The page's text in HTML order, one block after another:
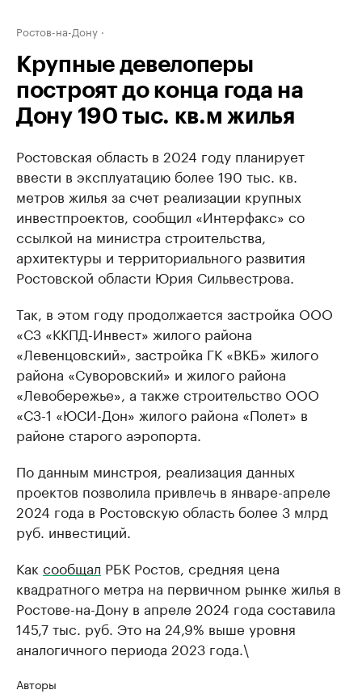
Ростов-на-Дону
Крупные девелоперы
построят до конца года на
Дону 190 тыс. кв.м жилья
Ростовская область в 2024 году планирует
ввести в эксплуатацию более 190 тыс. кв.
метров жилья за счет реализации крупных
инвестпроектов, сообщил «Интерфакс» со
ссылкой на министра строительства,
архитектуры и территориального развития
Ростовской области Юрия Сильвестрова.
Так, в этом году продолжается застройка ООО
«СЗ «ККПД-Инвест» жилого района
«Левенцовский», застройка ГК «ВКБ» жилого
района «Суворовский» и жилого района
«Левобережье», а также строительство ООО
«СЗ-1 «ЮСИ-Дон» жилого района «Полет» в
районе старого аэропорта.
По данным минстроя, реализация данных
проектов позволила привлечь в январе-апреле
2024 года в Ростовскую область более 3 млрд
руб. инвестиций.
Как сообщал РБК Ростов, средняя цена
квадратного метра на первичном рынке жилья в
Ростове-на-Дону в апреле 2024 года составила
145,7 тыс. руб. Это на 24,9% выше уровня
аналогичного периода 2023 года.\
Авторы